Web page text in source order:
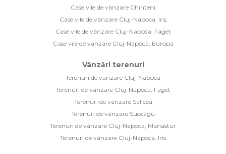
Case vile de vânzare Chinteni
Case vile de vânzare Cluj-Napoca, Iris
Case vile de vânzare Cluj-Napoca, Faget
Case vile de vânzare Cluj-Napoca, Europa
Vânzări terenuri
Terenuri de vânzare Cluj-Napoca
Terenuri de vânzare Cluj-Napoca, Faget
Terenuri de vânzare Salicea
Terenuri de vânzare Suceagu
Terenuri de vânzare Cluj-Napoca, Manastur
Terenuri de vânzare Cluj-Napoca, Iris